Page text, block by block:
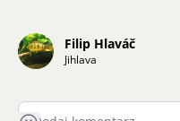
Filip Hlaváč
Jihlava